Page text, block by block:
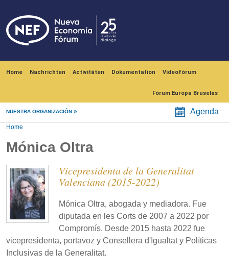
Home Nachrichten Activitäten Dokumentation Videofórum
Fórum Europa Bruselas
NUESTRA ORGANIZACIÓN Agenda
Home
Mónica Oltra
Vicepresidenta de la Generalitat
Valenciana (2015-2022)
Mónica Oltra, abogada y mediadora. Fue
diputada en les Corts de 2007 a 2022 por
Compromís. Desde 2015 hasta 2022 fue
vicepresidenta, portavoz y Consellera d'Igualtat y Políticas
Inclusivas de la Generalitat.